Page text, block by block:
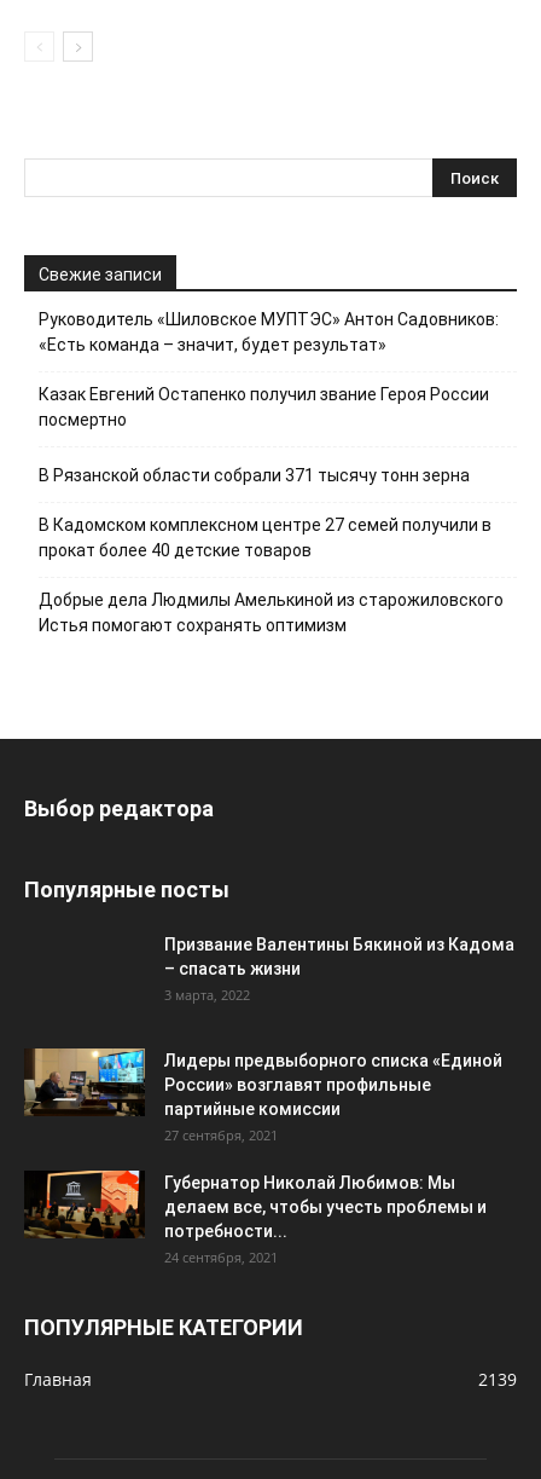
Свежие записи
Руководитель «Шиловское МУПТЭС» Антон Садовников:
«Есть команда – значит, будет результат»
Казак Евгений Остапенко получил звание Героя России
посмертно
В Рязанской области собрали 371 тысячу тонн зерна
В Кадомском комплексном центре 27 семей получили в
прокат более 40 детские товаров
Добрые дела Людмилы Амелькиной из старожиловского
Истья помогают сохранять оптимизм
Выбор редактора
Популярные посты
Призвание Валентины Бякиной из Кадома
– спасать жизни
3 марта, 2022
Лидеры предвыборного списка «Единой
России» возглавят профильные
партийные комиссии
27 сентября, 2021
Губернатор Николай Любимов: Мы
делаем все, чтобы учесть проблемы и
потребности...
24 сентября, 2021
ПОПУЛЯРНЫЕ КАТЕГОРИИ
Главная 2139